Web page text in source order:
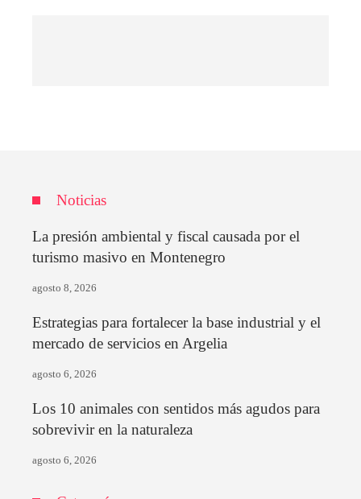
Noticias
La presión ambiental y fiscal causada por el
turismo masivo en Montenegro
agosto 8, 2026
Estrategias para fortalecer la base industrial y el
mercado de servicios en Argelia
agosto 6, 2026
Los 10 animales con sentidos más agudos para
sobrevivir en la naturaleza
agosto 6, 2026